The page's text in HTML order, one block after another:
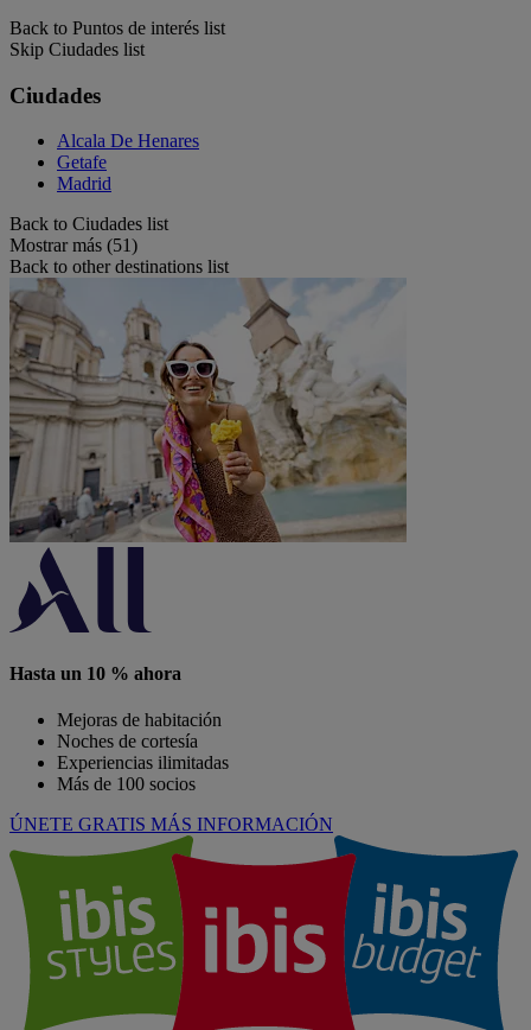
Back to Puntos de interés list
Skip Ciudades list
Ciudades
Alcala De Henares
Getafe
Madrid
Back to Ciudades list
Mostrar más (51)
Back to other destinations list
Hasta un 10 % ahora
Mejoras de habitación
Noches de cortesía
Experiencias ilimitadas
Más de 100 socios
ÚNETE GRATIS MÁS INFORMACIÓN